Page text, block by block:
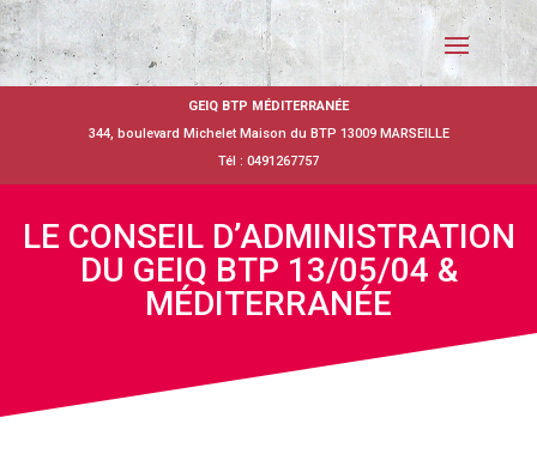
GEIQ BTP MÉDITERRANÉE
344, boulevard Michelet Maison du BTP 13009 MARSEILLE
Tél : 0491267757
LE CONSEIL D’ADMINISTRATION
DU GEIQ BTP 13/05/04 &
MÉDITERRANÉE